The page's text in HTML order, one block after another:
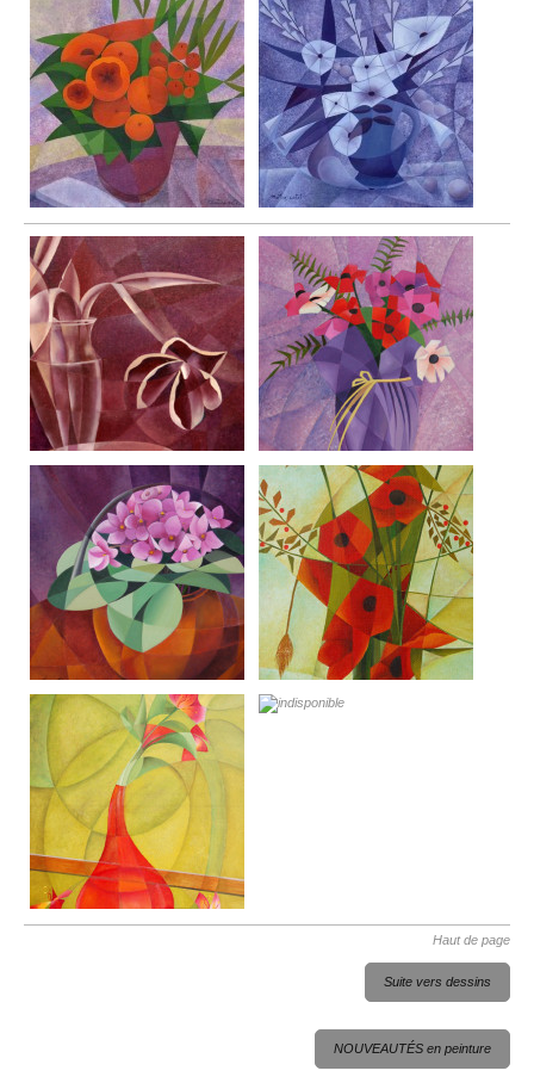
Haut de page
Suite vers dessins
NOUVEAUTÉS en peinture